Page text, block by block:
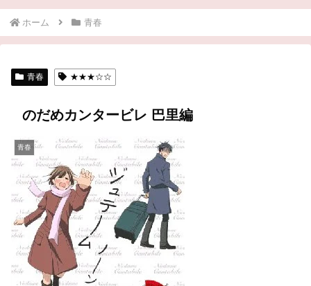
ホーム 青春
青春 ★★★☆☆
のだめカンタービレ 巴里編
青春